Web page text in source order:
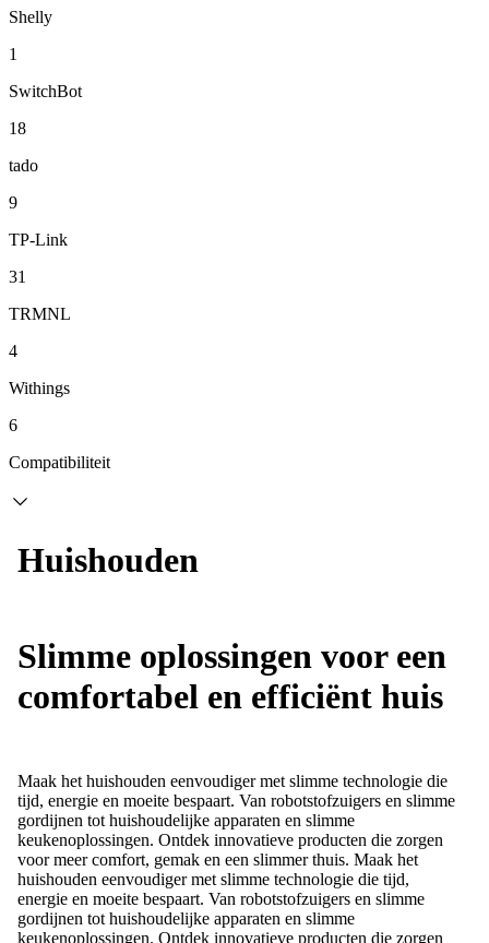
Shelly
1
SwitchBot
18
tado
9
TP-Link
31
TRMNL
4
Withings
6
Compatibiliteit
Huishouden
Slimme oplossingen voor een
comfortabel en efficiënt huis
Maak het huishouden eenvoudiger met slimme technologie die
tijd, energie en moeite bespaart. Van robotstofzuigers en slimme
gordijnen tot huishoudelijke apparaten en slimme
keukenoplossingen. Ontdek innovatieve producten die zorgen
voor meer comfort, gemak en een slimmer thuis. Maak het
huishouden eenvoudiger met slimme technologie die tijd,
energie en moeite bespaart. Van robotstofzuigers en slimme
gordijnen tot huishoudelijke apparaten en slimme
keukenoplossingen. Ontdek innovatieve producten die zorgen